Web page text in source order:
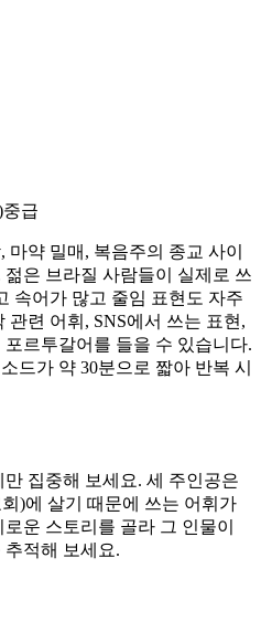
중급
약 밀매, 복음주의 종교 사이
은 브라질 사람들이 실제로 쓰
속어가 많고 줄임 표현도 자주
련 어휘, SNS에서 쓰는 표현,
르투갈어를 들을 수 있습니다.
드가 약 30분으로 짧아 반복 시
집중해 보세요. 세 주인공은
)에 살기 때문에 쓰는 어휘가
운 스토리를 골라 그 인물이
적해 보세요.